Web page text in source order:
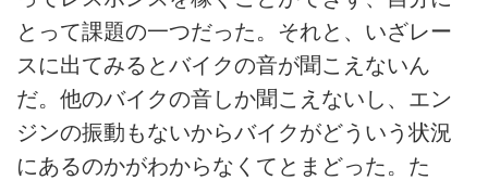
とって課題の一つだった。それと、いざレー
スに出てみるとバイクの音が聞こえないん
だ。他のバイクの音しか聞こえないし、エン
ジンの振動もないからバイクがどういう状況
にあるのかがわからなくてとまどった。た